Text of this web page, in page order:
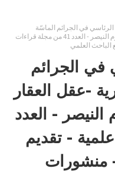
في الجرائم الماسّة
بالملكية العقارية -عقل العقار أنموذجا - الأستاذ أكرم النيصر - العدد 41 من مجلة قراءات
الباحث العلمي
في الجرائم
-عقل العقار
النيصر - العدد
- تقديم
منشورات